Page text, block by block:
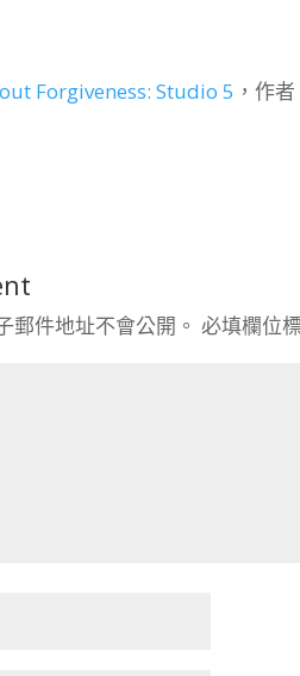
Forgiveness: Studio 5 ，作
郵件地址不會公開。 必填欄位